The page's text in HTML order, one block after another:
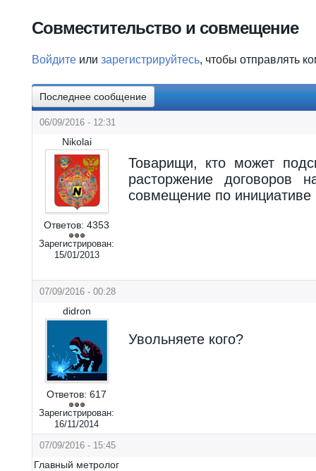
Совместительство и совмещение
Войдите или зарегистрируйтесь, чтобы отправлять
Последнее сообщение
06/09/2016 - 12:31
Nikolai
Ответов: 4353
Зарегистрирован:
15/01/2013
Товарищи, кто может
расторжение договоров
совмещение по инициативе
07/09/2016 - 00:28
didron
Ответов: 617
Зарегистрирован:
16/11/2014
Увольняете кого?
07/09/2016 - 15:45
Главный метролог